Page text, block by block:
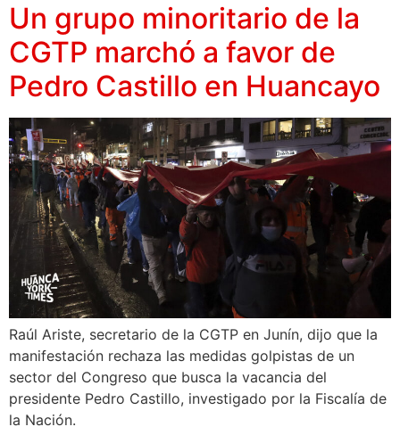
Un grupo minoritario de la
CGTP marchó a favor de
Pedro Castillo en Huancayo
Raúl Ariste, secretario de la CGTP en Junín, dijo que la
manifestación rechaza las medidas golpistas de un
sector del Congreso que busca la vacancia del
presidente Pedro Castillo, investigado por la Fiscalía de
la Nación.